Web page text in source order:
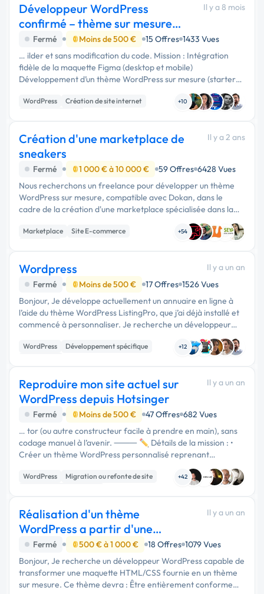
Développeur WordPress
confirmé – thème sur mesure
via maquette figma
Il y a 8 mois
Fermé Moins de 500 € 15 Offres 1433 Vues
… ilder et sans modification du code. Mission : Intégration
fidèle de la maquette Figma (desktop et mobile)
Développement d’un thème WordPress sur mesure (starter
theme) HTML / CSS propre, sémantique et responsive
JavaScript léger si nécessaire …
WordPress
Création de site internet
+10
Création d'une marketplace de
sneakers
Il y a 2 ans
Fermé 1 000 € à 10 000 € 59 Offres 6428 Vues
Nous recherchons un freelance pour développer un thème
WordPress sur mesure, compatible avec Dokan, dans le
cadre de la création d'une marketplace spécialisée dans la
mode (sneakers) L'une des spécificités de cette marketplace
est que les …
Marketplace
Site E-commerce
+54
Wordpress
Il y a un an
Fermé
Moins de 500 € 17 Offres 1526 Vues
Bonjour, Je développe actuellement un annuaire en ligne à
l’aide du thème WordPress ListingPro, que j’ai déjà installé et
commencé à personnaliser. Je recherche un développeur
expérimenté sur WordPress (et idéalement sur ListingPro)
pour m’aider à …
WordPress
Développement spécifique
+12
Reproduire mon site actuel sur
WordPress depuis Hotsinger
Il y a un an
Fermé Moins de 500 € 47 Offres 682 Vues
… tor (ou autre constructeur facile à prendre en main), sans
codage manuel à l’avenir. ⸻ ✏️ Détails de la mission : •
Créer un thème WordPress personnalisé reprenant
exactement le design actuel • Pages à intégrer : • Accueil
(avec blocs actuels) …
WordPress
Migration ou refonte de site
+42
Réalisation d'un thème
WordPress a partir d'une
maquette html css
Il y a un an
Fermé 500 € à 1 000 € 18 Offres 1079 Vues
Bonjour, Je recherche un développeur WordPress capable de
transformer une maquette HTML/CSS fournie en un thème
sur mesure. Ce thème devra : Être entièrement conforme